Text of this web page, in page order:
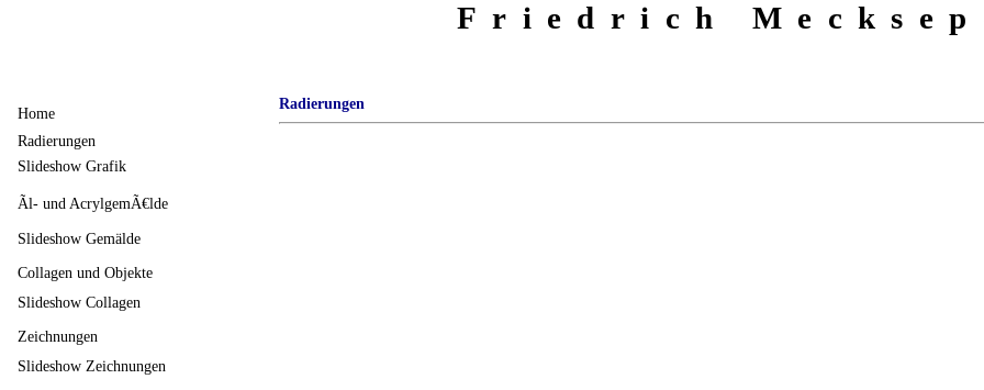
Friedrich
Radierungen
Home
Radierungen
Slideshow Grafik
Ãl- und AcrylgemÃ€lde
Slideshow Gemälde
Collagen und Objekte
Slideshow Collagen
Zeichnungen
Slideshow Zeichnungen